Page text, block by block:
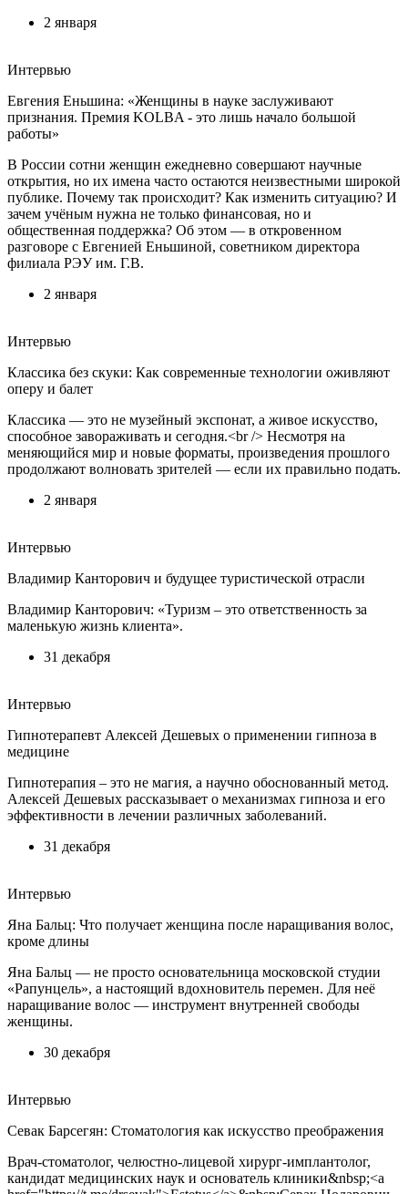
2 января
Интервью
Евгения Еньшина: «Женщины в науке заслуживают
признания. Премия KOLBA - это лишь начало большой
работы»
В России сотни женщин ежедневно совершают научные
открытия, но их имена часто остаются неизвестными широкой
публике. Почему так происходит? Как изменить ситуацию? И
зачем учёным нужна не только финансовая, но и
общественная поддержка? Об этом — в откровенном
разговоре с Евгенией Еньшиной, советником директора
филиала РЭУ им. Г.В.
2 января
Интервью
Классика без скуки: Как современные технологии оживляют
оперу и балет
Классика — это не музейный экспонат, а живое искусство,
способное завораживать и сегодня.<br /> Несмотря на
меняющийся мир и новые форматы, произведения прошлого
продолжают волновать зрителей — если их правильно подать.
2 января
Интервью
Владимир Канторович и будущее туристической отрасли
Владимир Канторович: «Туризм – это ответственность за
маленькую жизнь клиента».
31 декабря
Интервью
Гипнотерапевт Алексей Дешевых о применении гипноза в
медицине
Гипнотерапия – это не магия, а научно обоснованный метод.
Алексей Дешевых рассказывает о механизмах гипноза и его
эффективности в лечении различных заболеваний.
31 декабря
Интервью
Яна Бальц: Что получает женщина после наращивания волос,
кроме длины
Яна Бальц — не просто основательница московской студии
«Рапунцель», а настоящий вдохновитель перемен. Для неё
наращивание волос — инструмент внутренней свободы
женщины.
30 декабря
Интервью
Севак Барсегян: Стоматология как искусство преображения
Врач-стоматолог, челюстно-лицевой хирург-имплантолог,
кандидат медицинских наук и основатель клиники&nbsp;<a